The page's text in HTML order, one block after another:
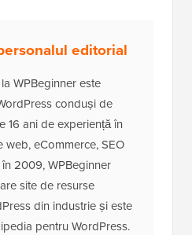
editorial
WPBeginner este
conduși de
16 ani de experiență în
web, eCommerce, SEO
2009, WPBeginner
site de resurse
din industrie și este
pentru WordPress.